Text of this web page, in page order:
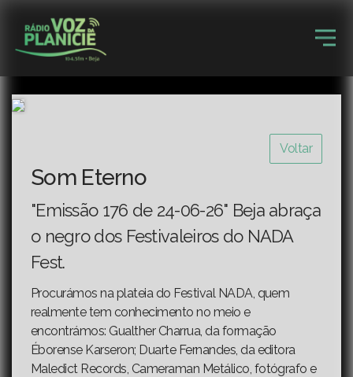
Voltar
Som Eterno
"Emissão 176 de 24-06-26" Beja abraça
o negro dos Festivaleiros do NADA
Fest.
Procurámos na plateia do Festival NADA, quem
realmente tem conhecimento no meio e
encontrámos: Gualther Charrua, da formação
Éborense Karseron; Duarte Fernandes, da editora
Maledict Records, Cameraman Metálico, fotógrafo e